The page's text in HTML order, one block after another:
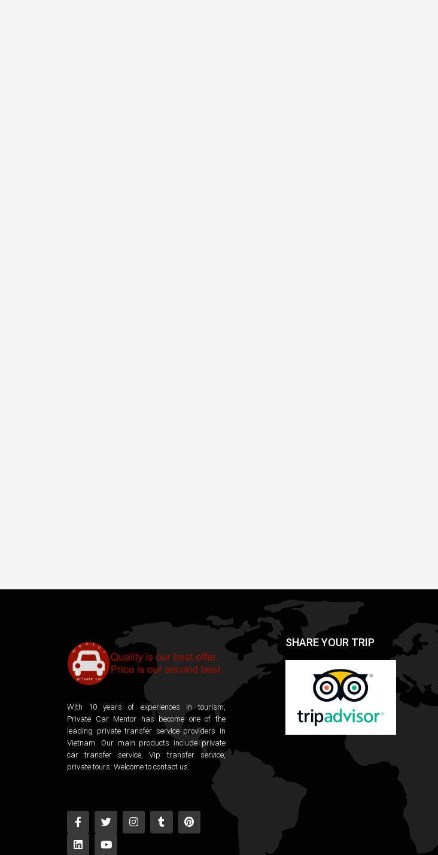
With 10 years of experiences in tourism,
Private Car Mentor has become one of the
leading private transfer service providers in
Vietnam. Our main products include private
car transfer service, Vip transfer service,
private tours. Welcome to contact us.
SHARE YOUR TRIP